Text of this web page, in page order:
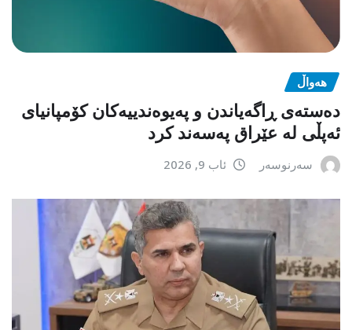
هەواڵ
دەستەی ڕاگەیاندن و پەیوەندییەکان کۆمپانیای
ئەپڵی لە عێراق پەسەند کرد
سەرنوسەر ئاب 9, 2026